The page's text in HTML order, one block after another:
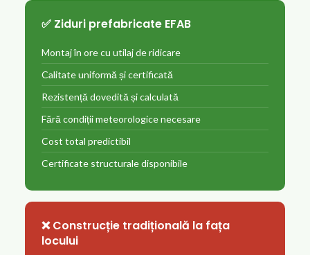
✅ Ziduri prefabricate EFAB
Montaj în ore cu utilaj de ridicare
Calitate uniformă și certificată
Rezistență dovedită și calculată
Fără condiții meteorologice necesare
Cost total predictibil
Certificate structurale disponibile
❌ Construcție tradițională la fața
locului